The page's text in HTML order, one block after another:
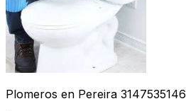
Plomeros en Pereira 3147535146